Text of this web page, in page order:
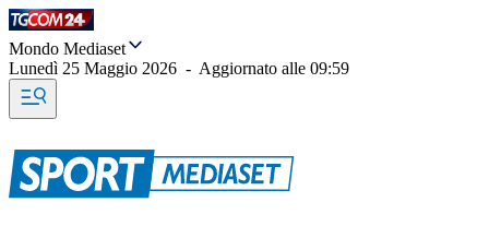
Mondo Mediaset
Lunedì 25 Maggio 2026 - Aggiornato alle 09:59